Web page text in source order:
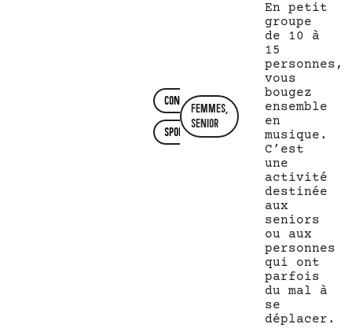
CONVIVIAL ,
SPORTIVE
FEMMES,
SENIOR
En petit
groupe
de 10 à
15
personnes,
vous
bougez
ensemble
en
musique.
C’est
une
activité
destinée
aux
seniors
ou aux
personnes
qui ont
parfois
du mal à
se
déplacer.